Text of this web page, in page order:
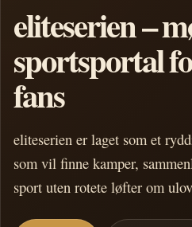
eliteserien –
sportsportal
fans
eliteserien er laget som et
som vil finne kamper,
sport uten rotete løfter om